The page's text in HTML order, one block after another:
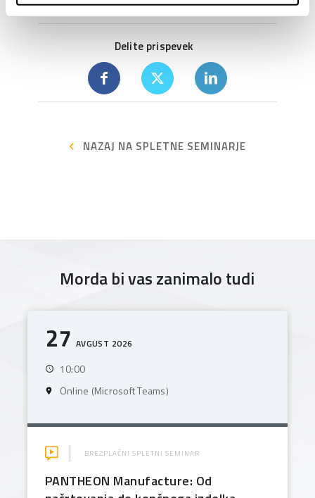
Delite prispevek
NAZAJ NA SPLETNE SEMINARJE
Morda bi vas zanimalo tudi
27 AVGUST 2026
10:00
Online (Microsoft Teams)
BREZPLAČNI SPLETNI SEMINAR
PANTHEON Manufacture: Od